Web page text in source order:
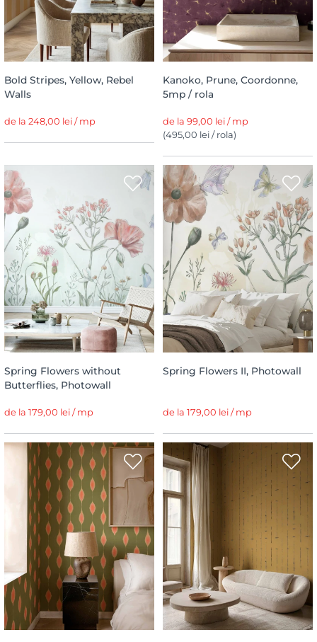
Bold Stripes, Yellow, Rebel
Walls
de la 248,00 lei / mp
Kanoko, Prune, Coordonne,
5mp / rola
de la 99,00 lei / mp
(495,00 lei / rola)
Spring Flowers without
Butterflies, Photowall
de la 179,00 lei / mp
Spring Flowers II, Photowall
de la 179,00 lei / mp